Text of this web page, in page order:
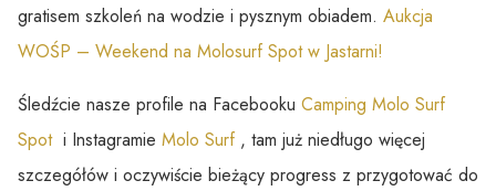
gratisem szkoleń na wodzie i pysznym obiadem. Aukcja
WOŚP – Weekend na Molosurf Spot w Jastarni!
Śledźcie nasze profile na Facebooku Camping Molo Surf
Spoti Instagramie Molo Surf, tam już niedługo więcej
szczegółów i oczywiście bieżący progress z przygotować do